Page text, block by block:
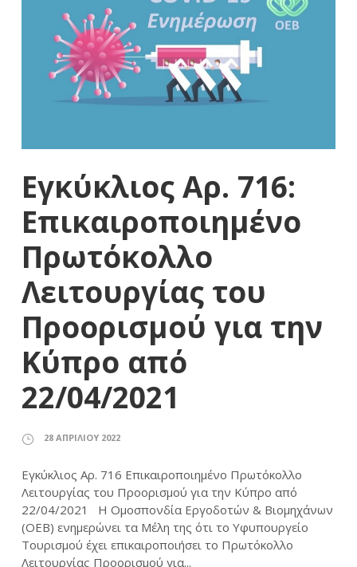
Εγκύκλιος Αρ. 716:
Επικαιροποιημένο
Πρωτόκολλο
Λειτουργίας του
Προορισμού για την
Κύπρο από
22/04/2021
28 ΑΠΡΙΛΊΟΥ 2022
Εγκύκλιος Αρ. 716 Επικαιροποιημένο Πρωτόκολλο
Λειτουργίας του Προορισμού για την Κύπρο από
22/04/2021 Η Ομοσπονδία Εργοδοτών & Βιομηχάνων
(ΟΕΒ) ενημερώνει τα Μέλη της ότι το Υφυπουργείο
Τουρισμού έχει επικαιροποιήσει το Πρωτόκολλο
Λειτουργίας Προορισμού για...